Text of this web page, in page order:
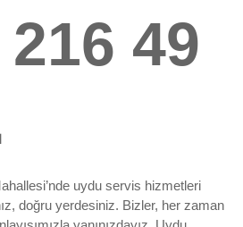
49
uydu servis hizmetleri
doğru yerdesiniz. Bizler, her zaman